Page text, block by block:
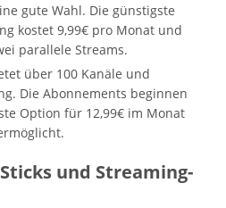
gute Wahl. Die günstigste
kostet 9,99€ pro Monat und
parallele Streams.
über 100 Kanäle und
Die Abonnements beginnen
Option für 12,99€ im Monat
und Streaming-